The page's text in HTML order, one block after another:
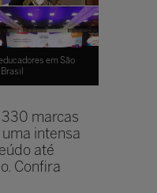
em São
marcas
intensa
até
Confira